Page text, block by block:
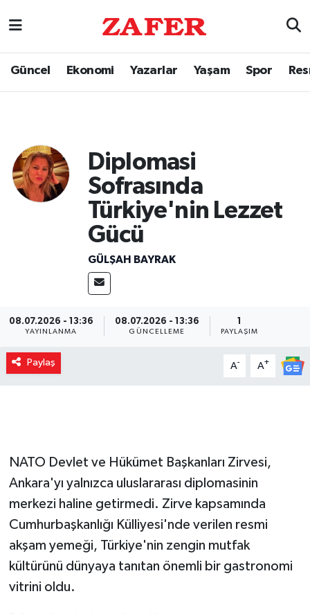
Güncel Ekonomi Yazarlar Yaşam Spor
Diplomasi
Sofrasında
Türkiye'nin Lezzet
Gücü
GÜLŞAH BAYRAK
08.07.2026 - 13:36
YAYINLANMA
08.07.2026 - 13:36
GÜNCELLEME PAYLAŞIM
Paylaş A- A+
NATO Devlet ve Hükümet Başkanları Zirvesi,
Ankara'yı yalnızca uluslararası diplomasinin
merkezi haline getirmedi. Zirve kapsamında
Cumhurbaşkanlığı Külliyesi'nde verilen resmi
akşam yemeği, Türkiye'nin zengin mutfak
kültürünü dünyaya tanıtan önemli bir gastronomi
vitrini oldu.